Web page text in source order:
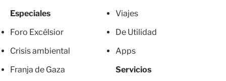
Especiales
Foro Excélsior
Crisis ambiental
Franja de Gaza
Viajes
De Utilidad
Apps
Servicios